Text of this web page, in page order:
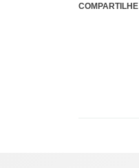
COMPARTILHE